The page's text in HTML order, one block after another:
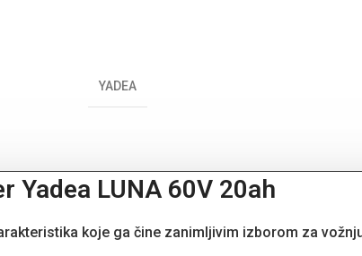
YADEA
Yadea LUNA 60V 20ah
koje ga čine zanimljivim izborom za